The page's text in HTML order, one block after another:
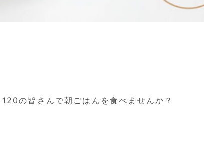
120の皆さんで朝ごはんを食べませんか？